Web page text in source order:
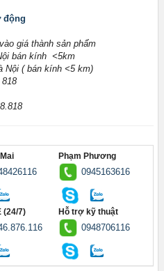
động
giá thành sản phẩm
bán kính <5km
Nội ( bán kính <5 km)
Phạm Phương
0945163616
(24/7) Hỗ trợ kỹ thuật
0948706116